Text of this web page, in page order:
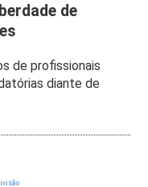
de
de profissionais
diante de